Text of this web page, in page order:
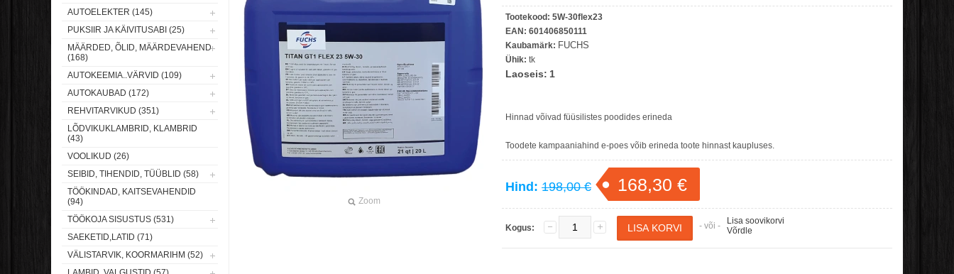
AUTOELEKTER (145)
PUKSIIR JA KÄIVITUSABI (25)
MÄÄRDED, ÕLID, MÄÄRDEVAHEND
(168)
AUTOKEEMIA..VÄRVID (109)
AUTOKAUBAD (172)
REHVITARVIKUD (351)
LÕDVIKUKLAMBRID, KLAMBRID
(43)
VOOLIKUD (26)
SEIBID, TIHENDID, TÜÜBLID (58)
TÖÖKINDAD, KAITSEVAHENDID
(94)
TÖÖKOJA SISUSTUS (531)
SAEKETID,LATID (71)
VÄLISTARVIK, KOORMARIHM (52)
Zoom
Tootekood: 5W-30flex23
EAN: 601406850111
Kaubamärk: FUCHS
Ühik: tk
Laoseis: 1
Hinnad võivad füüsilistes poodides erineda
Toodete kampaaniahind e-poes võib erineda toote hinnast kaupluses.
Hind: 198,00 € 168,30 €
Kogus: - või - Lisa soovikorvi
Võrdle